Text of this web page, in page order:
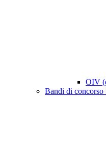
OIV
Bandi di concorso